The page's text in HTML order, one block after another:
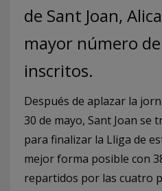
de Sant Joan,
mayor número
inscritos.
Después de aplazar la
30 de mayo, Sant Joan se
para finalizar la Lliga de
mejor forma posible con
repartidos por las cuatro